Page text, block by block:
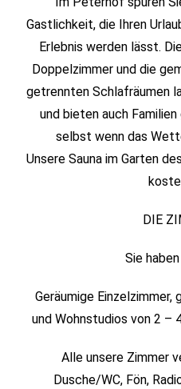
Gastlichkeit, die Ihren
Erlebnis werden lässt.
Doppelzimmer und die
getrennten Schlafräumen
und bieten auch
selbst wenn das
Unsere Sauna im Garten
DIE
Sie
Geräumige
und Wohnstudios von 2 –
Alle unsere Zimmer
Dusche/WC, Fön,